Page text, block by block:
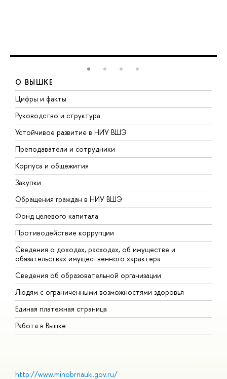
О ВЫШКЕ
Цифры и факты
Руководство и структура
Устойчивое развитие в НИУ ВШЭ
Преподаватели и сотрудники
Корпуса и общежития
Закупки
Обращения граждан в НИУ ВШЭ
Фонд целевого капитала
Противодействие коррупции
Сведения о доходах, расходах, об имуществе и
обязательствах имущественного характера
Сведения об образовательной организации
Людям с ограниченными возможностями здоровья
Единая платежная страница
Работа в Вышке
http://www.minobrnauki.gov.ru/